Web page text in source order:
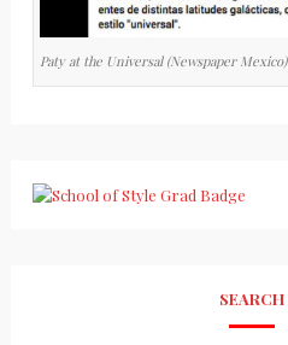
Paty at the Universal (Newspaper Mexico)
SEARCH